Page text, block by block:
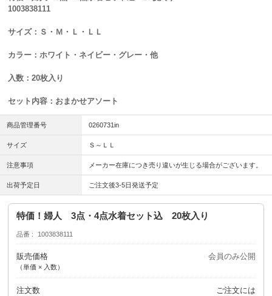
1003838111
サイズ：Ｓ・Ｍ・Ｌ・ＬＬ
カラー：ホワイト・ネイビー・グレー・他
入数：20枚入り
セット内容：おまかせアソート
商品管理番号 0260731in
サイズ Ｓ～ＬＬ
注意事項 メーカー在庫につき売り違いが生じる場合がございます。
出荷予定日 ご注文後3-5日発送予定
特価！婦人 3点・4点水着セット込 20枚入り
品番 1003838111
販売価格
（単価 × 入数）
会員のみ公開
注文数
ご注文には